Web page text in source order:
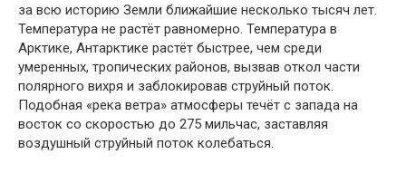
за всю историю Земли ближайшие несколько тысяч лет.
Температура не растёт равномерно. Температура в
Арктике, Антарктике растёт быстрее, чем среди
умеренных, тропических районов, вызвав откол части
полярного вихря и заблокировав струйный поток.
Подобная «река ветра» атмосферы течёт с запада на
восток со скоростью до 275 мильчас, заставляя
воздушный струйный поток колебаться.